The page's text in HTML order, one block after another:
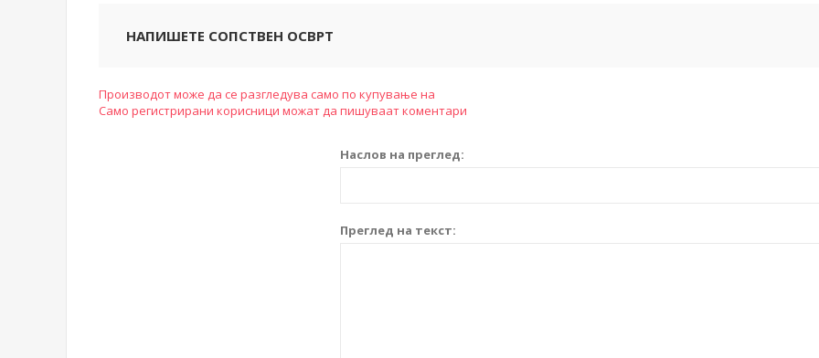
НАПИШЕТЕ СОПСТВЕН ОСВРТ
Производот може да се разгледува само по купување на
Само регистрирани корисници можат да пишуваат коментари
Наслов на преглед:
Преглед на текст: